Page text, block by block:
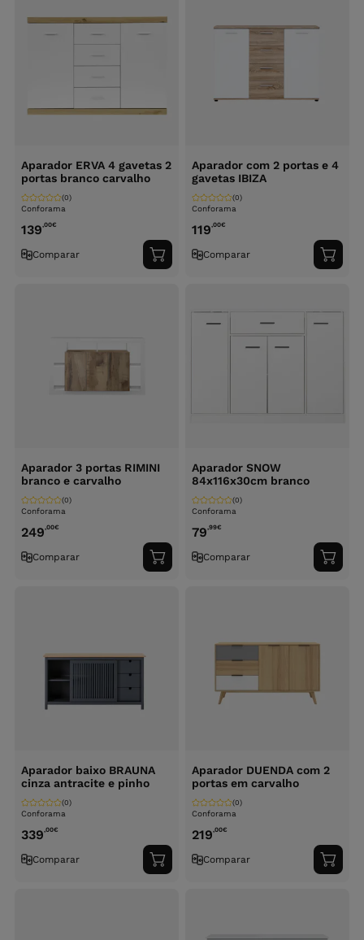
Aparador ERVA 4 gavetas 2
portas branco carvalho
Conforama
(0)
139,00€
Comparar
Adicionar
ao
Aparador com 2 portas e 4
gavetas IBIZA
Conforama
(0)
119,00€
Comparar
ao
Aparador 3 portas RIMINI
branco e carvalho
Conforama
(0)
249,00€
Comparar
Adicionar
ao
Aparador SNOW
84x116x30cm branco
Conforama
(0)
79,99€
Comparar
ao
Aparador baixo BRAUNA
cinza antracite e pinho
Conforama
(0)
339,00€
Comparar
Adicionar
ao
Aparador DUENDA com 2
portas em carvalho
Conforama
(0)
219,00€
Comparar
ao